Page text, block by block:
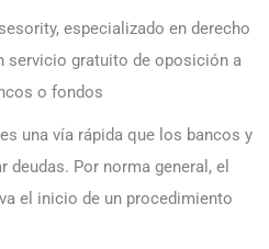
especializado en derecho
servicio gratuito de oposición a
o fondos
una vía rápida que los bancos y
Por norma general, el
el inicio de un procedimiento